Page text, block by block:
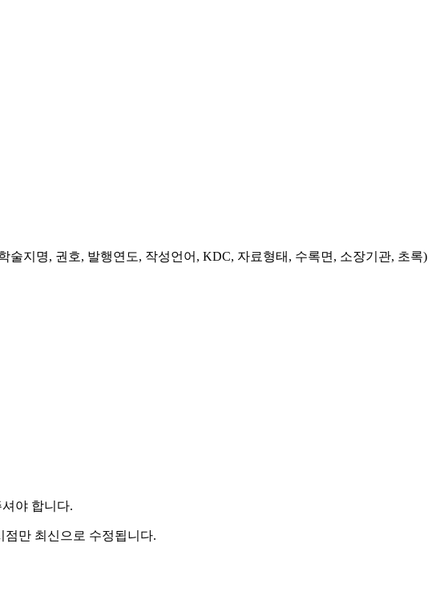
술지명, 권호, 발행연도, 작성언어, KDC, 자료형태, 수록면, 소장기관, 초록)
야 합니다.
만 최신으로 수정됩니다.